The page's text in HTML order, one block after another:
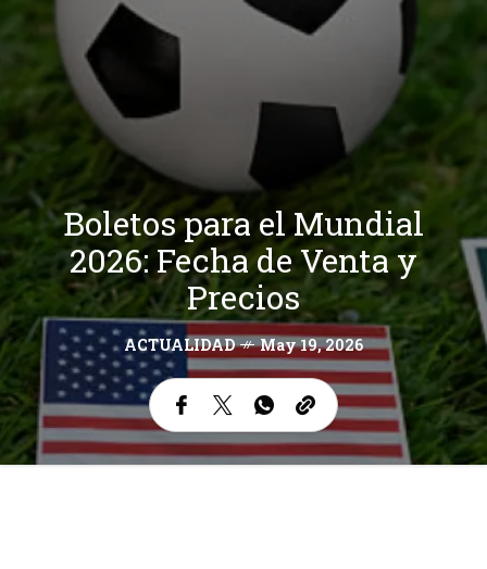
Boletos para el Mundial
2026: Fecha de Venta y
Precios
ACTUALIDAD May 19, 2026